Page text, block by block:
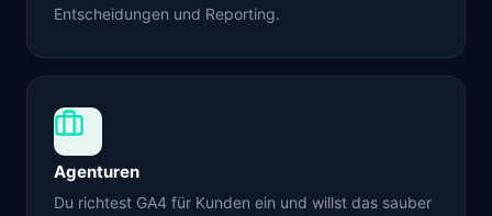
Entscheidungen und Reporting.
Agenturen
Du richtest GA4 für Kunden ein und willst das sauber